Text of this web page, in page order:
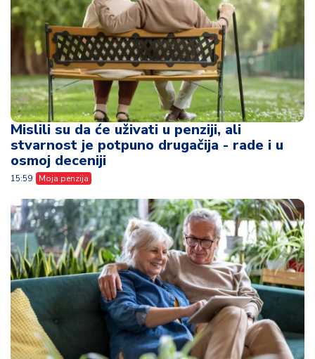
Mislili su da će uživati u penziji, ali
stvarnost je potpuno drugačija - rade i u
osmoj deceniji
15:59 Moja penzija